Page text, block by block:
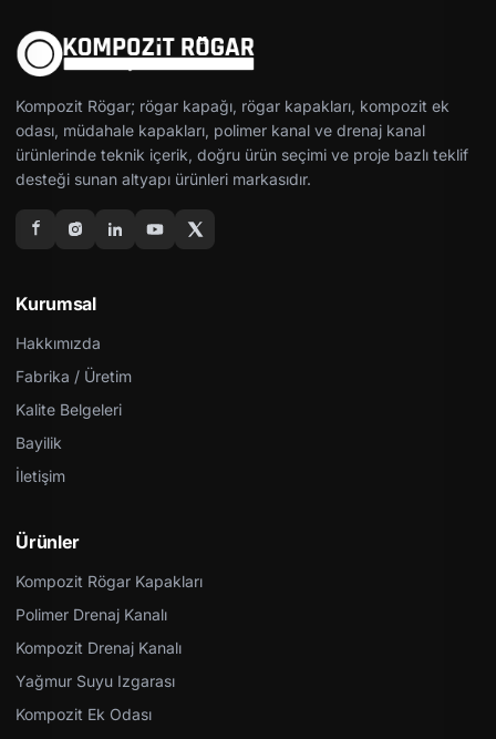
Kompozit Rögar; rögar kapağı, rögar kapakları, kompozit ek
odası, müdahale kapakları, polimer kanal ve drenaj kanal
ürünlerinde teknik içerik, doğru ürün seçimi ve proje bazlı teklif
desteği sunan altyapı ürünleri markasıdır.
Kurumsal
Hakkımızda
Fabrika / Üretim
Kalite Belgeleri
Bayilik
İletişim
Ürünler
Kompozit Rögar Kapakları
Polimer Drenaj Kanalı
Kompozit Drenaj Kanalı
Yağmur Suyu Izgarası
Kompozit Ek Odası